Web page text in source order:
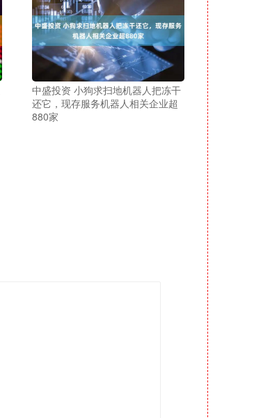
中盛投资 小狗求扫地机器人把冻干
还它，现存服务机器人相关企业超
880家